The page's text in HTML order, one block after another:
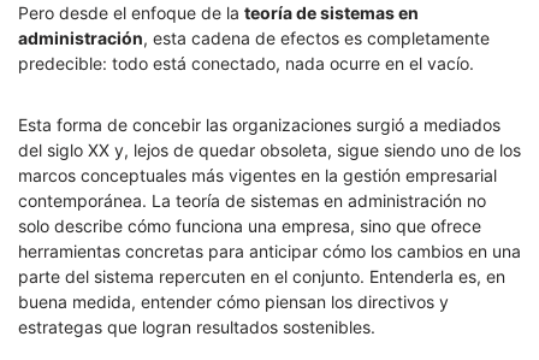
Pero desde el enfoque de la teoría de sistemas en
administración, esta cadena de efectos es completamente
predecible: todo está conectado, nada ocurre en el vacío.
Esta forma de concebir las organizaciones surgió a mediados
del siglo XX y, lejos de quedar obsoleta, sigue siendo uno de los
marcos conceptuales más vigentes en la gestión empresarial
contemporánea. La teoría de sistemas en administración no
solo describe cómo funciona una empresa, sino que ofrece
herramientas concretas para anticipar cómo los cambios en una
parte del sistema repercuten en el conjunto. Entenderla es, en
buena medida, entender cómo piensan los directivos y
estrategas que logran resultados sostenibles.